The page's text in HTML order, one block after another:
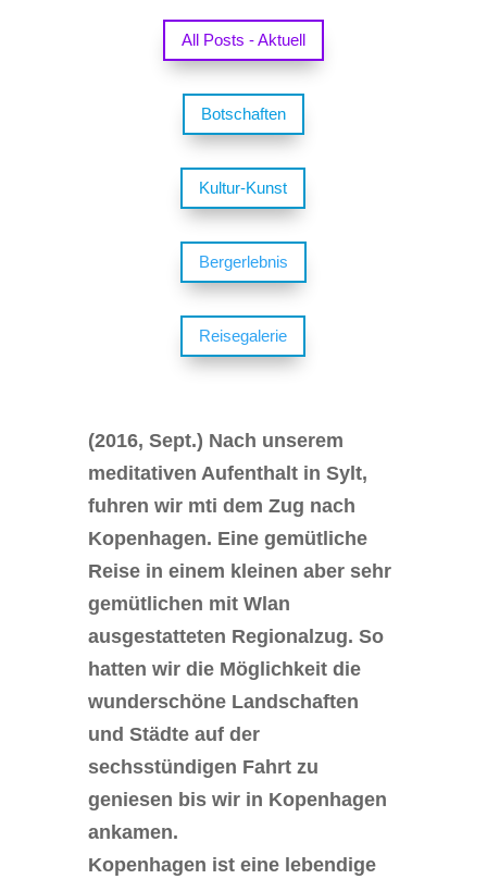
All Posts - Aktuell
Botschaften
Kultur-Kunst
Bergerlebnis
Reisegalerie
(2016, Sept.) Nach unserem
meditativen Aufenthalt in Sylt,
fuhren wir mti dem Zug nach
Kopenhagen. Eine gemütliche
Reise in einem kleinen aber sehr
gemütlichen mit Wlan
ausgestatteten Regionalzug. So
hatten wir die Möglichkeit die
wunderschöne Landschaften
und Städte auf der
sechsstündigen Fahrt zu
geniesen bis wir in Kopenhagen
ankamen.
Kopenhagen ist eine lebendige